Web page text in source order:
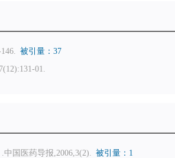
被引量：37
01.
.中国医药导报,2006,3(2). 被引量：1